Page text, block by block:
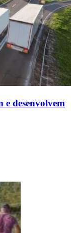
e desenvolvem